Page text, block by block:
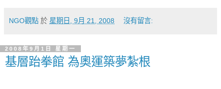
NGO觀點 於 星期日, 9月 21, 2008 沒有留言:
2008年9月1日 星期一
基層跆拳館 為奧運築夢紮根